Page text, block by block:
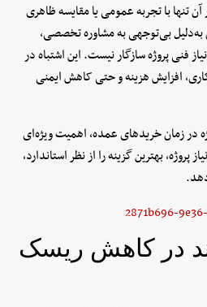
تنها با تجربه عمومی یا مقایسه ظاهری
بی‌توجهی به مشاوره تخصصی،
فنی پروژه سازگار نیست. این اشتباه در
افزایش هزینه و حتی کاهش ایمنی
در زمان خریدهای عمده، اهمیت ویژه‌ای
بهترین گزینه را از نظر استاندارد،
در کاهش ریسک